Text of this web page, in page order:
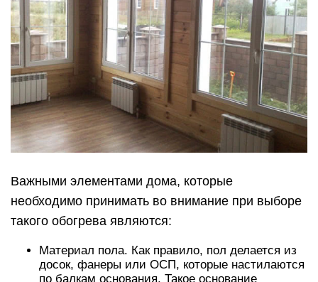
Важными элементами дома, которые
необходимо принимать во внимание при выборе
такого обогрева являются:
Материал пола. Как правило, пол делается из
досок, фанеры или ОСП, которые настилаются
по балкам основания. Такое основание